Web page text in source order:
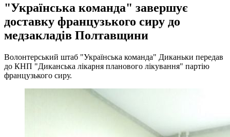
"Українська команда" завершує
доставку французького сиру до
медзакладів Полтавщини
Волонтерський штаб "Українська команда" Диканьки передав
до КНП "Диканська лікарня планового лікування" партію
французького сиру.